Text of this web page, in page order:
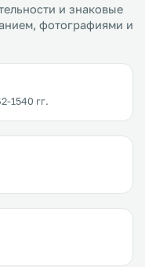
и знаковые
фотографиями и
1540 гг.